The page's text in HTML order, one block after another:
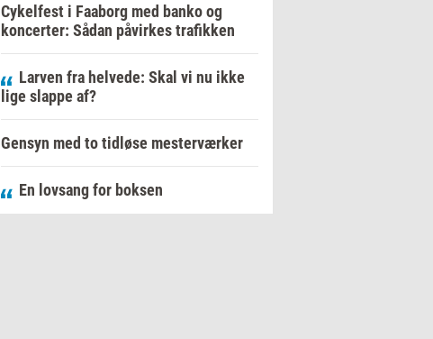
Cykelfest i Faaborg med banko og
koncerter: Sådan påvirkes trafikken
Larven fra helvede: Skal vi nu ikke
lige slappe af?
Gensyn med to tidløse mesterværker
En lovsang for boksen